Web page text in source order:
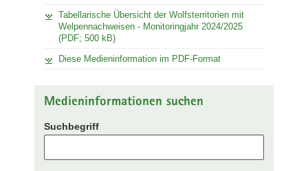
Tabellarische Übersicht der Wolfsterritorien mit
Welpennachweisen - Monitoringjahr 2024/2025
(PDF; 500 kB)
Diese Medieninformation im PDF-Format
Medieninformationen suchen
Suchbegriff